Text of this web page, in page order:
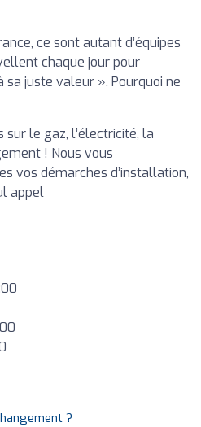
ce sont autant d’équipes
chaque jour pour
juste valeur ». Pourquoi ne
sur le gaz, l’électricité, la
! Nous vous
vos démarches d’installation,
appel
?